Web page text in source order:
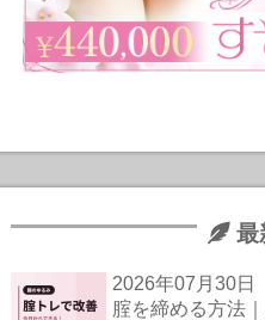
最
2026年07月30日
腟を締める方法